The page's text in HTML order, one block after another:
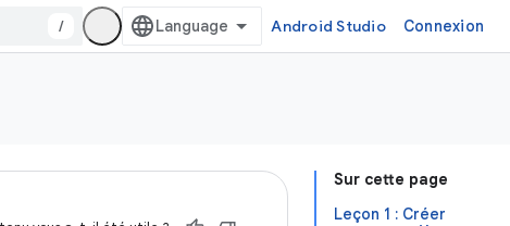
/ Android Studio Connexion
Sur cette page
Leçon 1 : Créer